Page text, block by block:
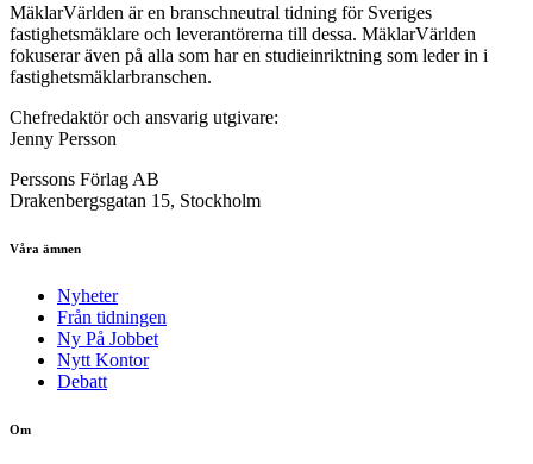
MäklarVärlden är en branschneutral tidning för Sveriges
fastighetsmäklare och leverantörerna till dessa. MäklarVärlden
fokuserar även på alla som har en studieinriktning som leder in i
fastighetsmäklarbranschen.
Chefredaktör och ansvarig utgivare:
Jenny Persson
Perssons Förlag AB
Drakenbergsgatan 15, Stockholm
Våra ämnen
Nyheter
Från tidningen
Ny På Jobbet
Nytt Kontor
Debatt
Om